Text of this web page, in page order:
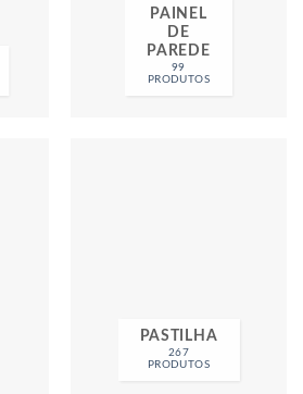
PAINEL
DE
PAREDE
99
PRODUTOS
PASTILHA
267
PRODUTOS